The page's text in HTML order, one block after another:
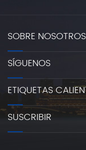
SOBRE NOSOTROS
SÍGUENOS
ETIQUETAS
SUSCRIBIR